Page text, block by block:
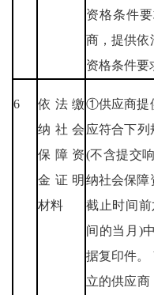
资格条件
商，提供依
资格条件要
6
依法缴
纳社会
保障资
金证明
材料
①供应商提
应符合下列
(不含提交
纳社会保障
截止时间
间的当月)
据复印件。
立的供应商